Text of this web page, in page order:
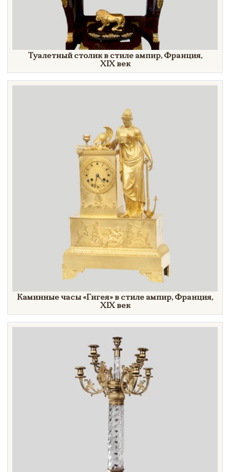
Туалетный столик в стиле ампир, Франция,
XIX век
Каминные часы«Гигея» в стиле ампир, Франция,
XIX век